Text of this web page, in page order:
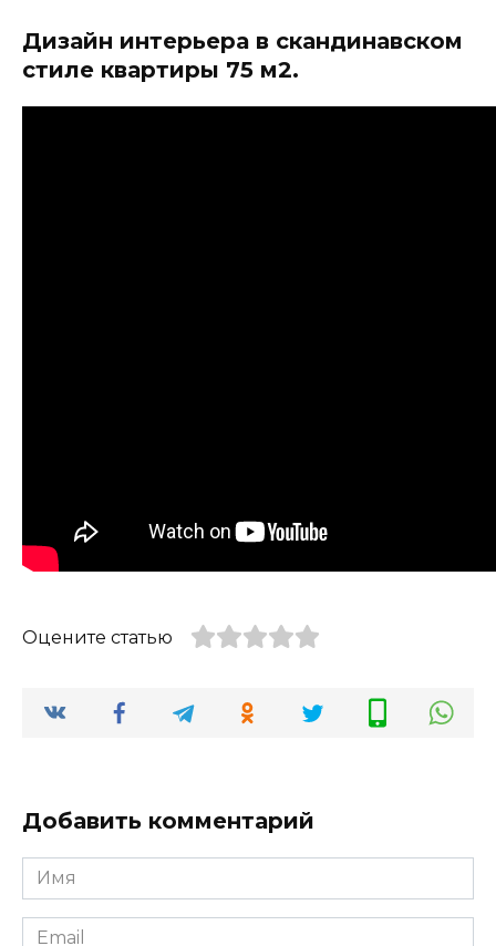
Дизайн интерьера в скандинавском
стиле квартиры 75 м2.
Оцените статью
Добавить комментарий
Имя
*
Email